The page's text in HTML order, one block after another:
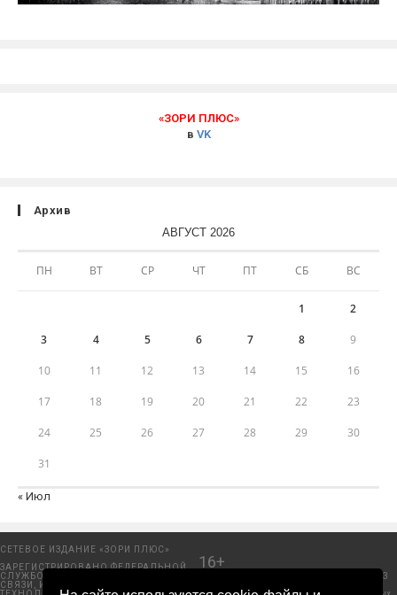
«ЗОРИ ПЛЮС»
в VK
Архив
АВГУСТ 2026
ПН ВТ СР ЧТ ПТ СБ ВС
1 2
3 4 5 6 7 8 9
10 11 12 13 14 15 16
17 18 19 20 21 22 23
24 25 26 27 28 29 30
31
« Июл
СЕТЕВОЕ ИЗДАНИЕ «ЗОРИ ПЛЮС»
ЗАРЕГИСТРИРОВАНО ФЕДЕРАЛЬНОЙ
СЛУЖБОЙ ПО НАДЗОРУ В СФЕРЕ
СВЯЗИ, ИНФОРМАЦИОННЫХ
16+
Добрянский городской портал. © 2006 - 2023